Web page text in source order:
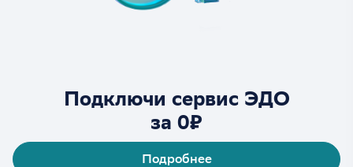
Подключи сервис ЭДО
за 0₽
Подробнее